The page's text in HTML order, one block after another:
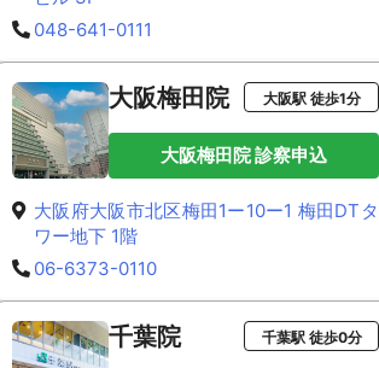
048-641-0111
大阪梅田院 大阪駅 徒歩1分
大阪梅田院 診察申込
大阪府大阪市北区梅田1ー10ー1 梅田DTタ
ワー地下 1階
06-6373-0110
千葉院 千葉駅 徒歩0分